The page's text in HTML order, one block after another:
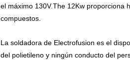
el máximo 130V.The 12Kw proporciona
compuestos.
La soldadora de Electrofusion es el
del polietileno y ningún conducto del